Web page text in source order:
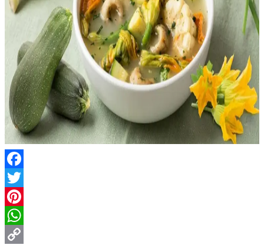
Facebook
Twitter
Pinterest
WhatsApp